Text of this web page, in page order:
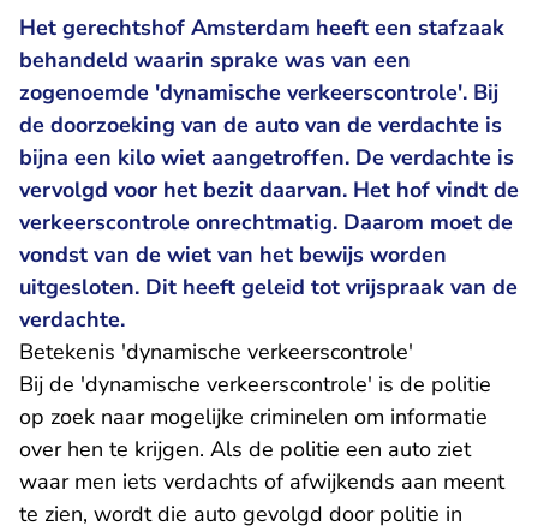
Het gerechtshof Amsterdam heeft een stafzaak
behandeld waarin sprake was van een
zogenoemde 'dynamische verkeerscontrole'. Bij
de doorzoeking van de auto van de verdachte is
bijna een kilo wiet aangetroffen. De verdachte is
vervolgd voor het bezit daarvan. Het hof vindt de
verkeerscontrole onrechtmatig. Daarom moet de
vondst van de wiet van het bewijs worden
uitgesloten. Dit heeft geleid tot vrijspraak van de
verdachte.
Betekenis 'dynamische verkeerscontrole'
Bij de 'dynamische verkeerscontrole' is de politie
op zoek naar mogelijke criminelen om informatie
over hen te krijgen. Als de politie een auto ziet
waar men iets verdachts of afwijkends aan meent
te zien, wordt die auto gevolgd door politie in